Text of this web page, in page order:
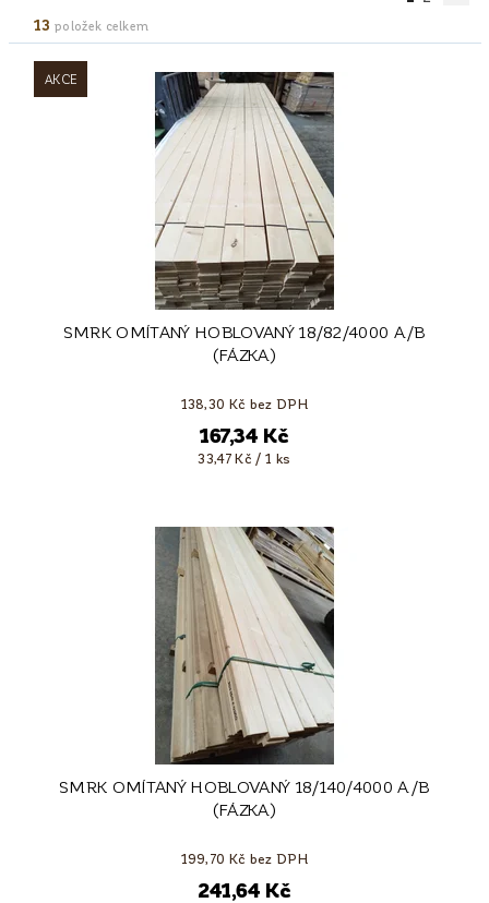
13 položek celkem
AKCE
SMRK OMÍTANÝ HOBLOVANÝ 18/82/4000 A/B
(FÁZKA)
138,30 Kč bez DPH
167,34 Kč
33,47 Kč / 1 ks
SMRK OMÍTANÝ HOBLOVANÝ 18/140/4000 A/B
(FÁZKA)
199,70 Kč bez DPH
241,64 Kč